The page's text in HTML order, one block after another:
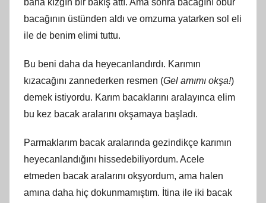
bacağının üstünden aldı ve omzuma yatarken sol eli
ile de benim elimi tuttu.
Bu beni daha da heyecanlandırdı. Karımın
kızacağını zannederken resmen (Gel amımı okşa!)
demek istiyordu. Karım bacaklarını aralayınca elim
bu kez bacak aralarını okşamaya başladı.
Parmaklarım bacak aralarında gezindikçe karımın
heyecanlandığını hissedebiliyordum. Acele
etmeden bacak aralarını okşyordum, ama halen
amına daha hiç dokunmamıştım. İtina ile iki bacak